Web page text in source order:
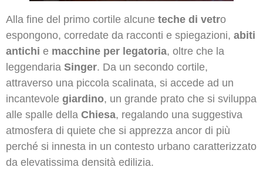
Alla fine del primo cortile alcune teche di vetro
espongono, corredate da racconti e spiegazioni, abiti
antichi e macchine per legatoria, oltre che la
leggendaria Singer. Da un secondo cortile,
attraverso una piccola scalinata, si accede ad un
incantevole giardino, un grande prato che si sviluppa
alle spalle della Chiesa, regalando una suggestiva
atmosfera di quiete che si apprezza ancor di più
perché si innesta in un contesto urbano caratterizzato
da elevatissima densità edilizia.